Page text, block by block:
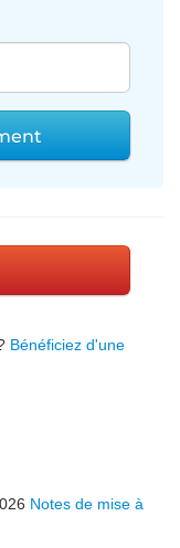
Bénéficiez d'une
Notes de mise à